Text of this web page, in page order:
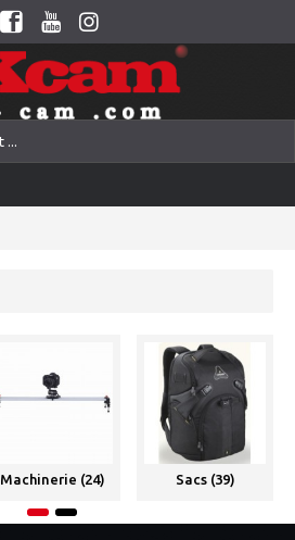
Machinerie (24) Sacs (39)